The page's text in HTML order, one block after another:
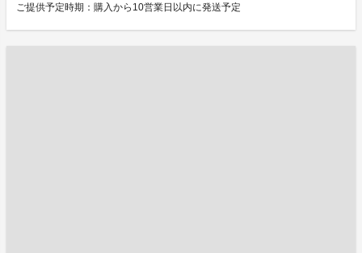
ご提供予定時期：購入から10営業日以内に発送予定